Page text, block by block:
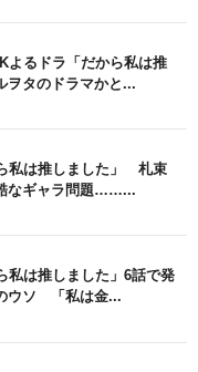
よるドラ「だから私は推
タのドラマかと...
私は推しました」 札束
なギャラ問題……...
私は推しました」6話で発
ウソ 「私は金...